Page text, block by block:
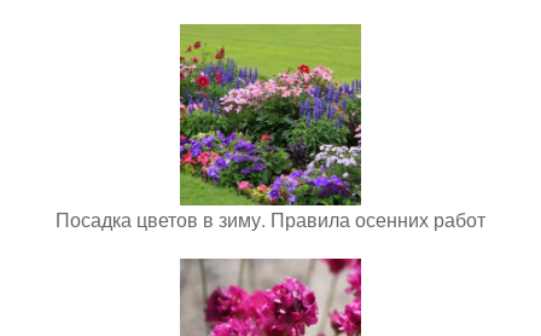
Посадка цветов в зиму. Правила осенних работ